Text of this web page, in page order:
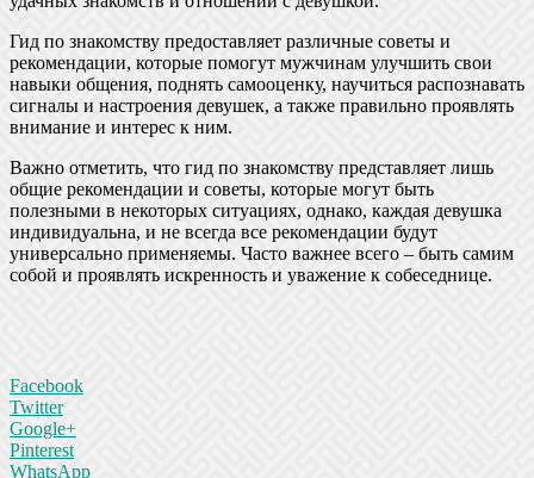
Гид по знакомству предоставляет различные советы и
рекомендации, которые помогут мужчинам улучшить свои
навыки общения, поднять самооценку, научиться распознавать
сигналы и настроения девушек, а также правильно проявлять
внимание и интерес к ним.
Важно отметить, что гид по знакомству представляет лишь
общие рекомендации и советы, которые могут быть
полезными в некоторых ситуациях, однако, каждая девушка
индивидуальна, и не всегда все рекомендации будут
универсально применяемы. Часто важнее всего – быть самим
собой и проявлять искренность и уважение к собеседнице.
Facebook
Twitter
Google+
Pinterest
WhatsApp